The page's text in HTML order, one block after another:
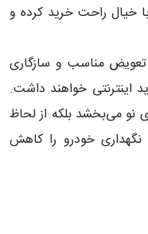
با خیال راحت خرید کرده و
تعویض مناسب و سازگاری
اینترنتی خواهند داشت.
نو می‌بخشد بلکه از لحاظ
نگهداری خودرو را کاهش